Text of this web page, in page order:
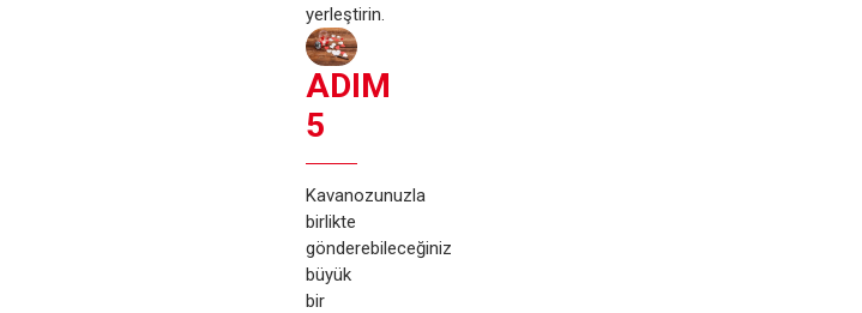
yerleştirin.
ADIM
5
Kavanozunuzla
birlikte
gönderebileceğiniz
büyük
bir